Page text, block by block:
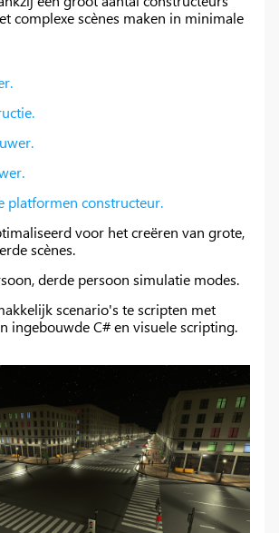
complexe scènes maken in minimale
platformen constructeur.
voor het creëren van grote,
scènes.
derde persoon simulatie modes.
scenario's te scripten met
ingebouwde C# en visuele scripting.